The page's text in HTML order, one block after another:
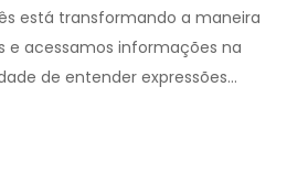
está transformando a maneira
acessamos informações na
de entender expressões
do diálogo, esta ferramenta de